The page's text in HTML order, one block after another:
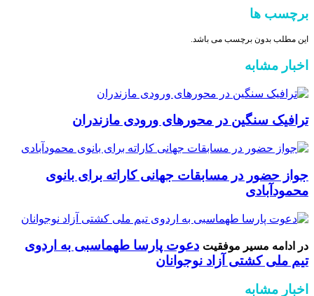
برچسب ها
این مطلب بدون برچسب می باشد.
اخبار مشابه
ترافیک سنگین در محور‌های ورودی مازندران
جواز حضور در مسابقات جهانی کاراته برای بانوی
محمودآبادی
در ادامه مسیر موفقیت دعوت پارسا طهماسبی به اردوی
تیم ملی کشتی آزاد نوجوانان
اخبار مشابه